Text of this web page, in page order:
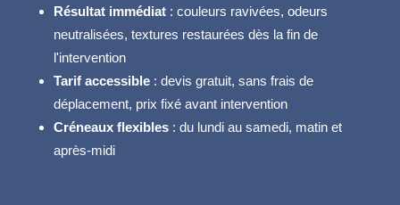
Résultat immédiat: couleurs ravivées, odeurs
neutralisées, textures restaurées dès la fin de
l'intervention
Tarif accessible: devis gratuit, sans frais de
déplacement, prix fixé avant intervention
Créneaux flexibles: du lundi au samedi, matin et
après-midi